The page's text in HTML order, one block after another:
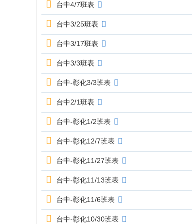
台中4/7班表
台中3/25班表
台中3/17班表
台中3/3班表
台中-彰化3/3班表
台中2/1班表
台中-彰化1/2班表
台中-彰化12/7班表
台中-彰化11/27班表
台中-彰化11/13班表
台中-彰化11/6班表
台中-彰化10/30班表